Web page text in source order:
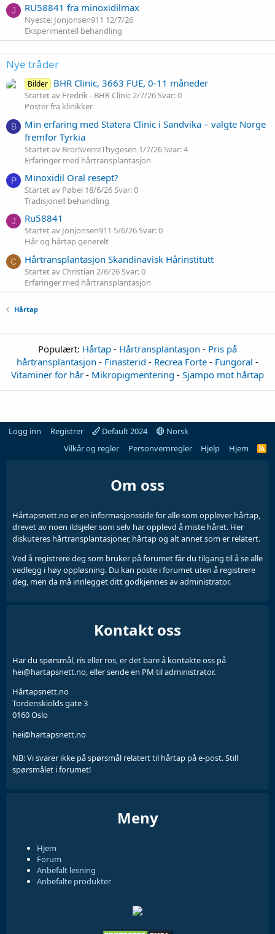
J RU58841 fra minoxidilmax
Nyeste: Jonjonsen911 12/7/26
Eksperimentell behandling
Nye tråder
Bilder BHR Clinic, 3663 FUE, 0-11 måneder
Startet av Fredrik - BHR Clinic2/7/26Svar: 0
Poster fra klinikker
B
Min erfaring med Statera Clinic i Sandvika – valgte Norge
fremfor Tyrkia
Startet av BrorSverreThygesen 1/7/26Svar: 4
Erfaringer med hårtransplantasjon
P Minoxidil Oral resept?
Startet av Pøbel 18/6/26Svar: 0
Tradisjonell behandling
J Ru58841
Startet av Jonjonsen911 5/6/26Svar: 0
Hår og hårtap generelt
C Hårtransplantasjon Skandinavisk Hårinstitutt
Startet av Christian 2/6/26 Svar: 0
Erfaringer med hårtransplantasjon
Hårtap
Populært: Hårtap - Hårtransplantasjon - Pris på
hårtransplantasjon - Finasterid - Recrea Forte - Fungoral -
Vitaminer for hår - Mikropigmentering - Sjampo mot hårtap
Logg inn Registrer Default 2024
Norsk
Vilkår og regler
Personvernregler Hjelp Hjem
Om oss
Hårtapsnett.no er en informasjonsside for alle som opplever hårtap,
drevet av noen ildsjeler som selv har opplevd å miste håret. Her
diskuteres hårtransplantasjoner, hårtap og alt annet som er relatert.
Ved å registrere deg som bruker på forumet får du tilgang til å se alle
vedlegg i høy oppløsning. Du kan poste i forumet uten å registrere
deg, men da må innlegget ditt godkjennes av administrator.
Kontakt oss
Har du spørsmål, ris eller ros, er det bare å kontakte oss på
hei@hartapsnett.no, eller sende en PM til administrator.
Hårtapsnett.no
Tordenskiolds gate 3
0160 Oslo
hei@hartapsnett.no
NB: Vi svarer ikke på spørsmål relatert til hårtap på e-post. Still
spørsmålet i forumet!
Meny
Hjem
Forum
Anbefalt lesning
Anbefalte produkter